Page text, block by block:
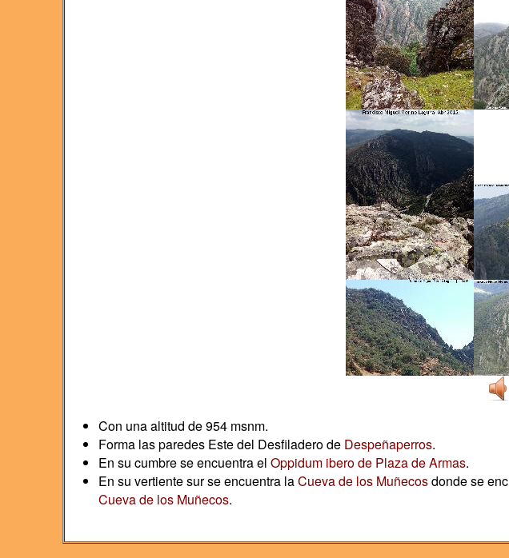
Con una altitud de 954 msnm.
Forma las paredes Este del Desfiladero de Despeñaperros.
En su cumbre se encuentra el Oppidum ibero de Plaza de Armas.
En su vertiente sur se encuentra laCueva de los Muñecosdonde se
Cueva de los Muñecos.